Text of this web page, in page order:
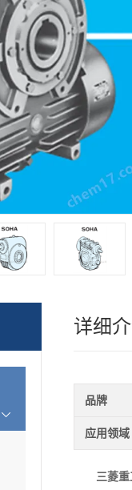
详细
品牌
应用领域
三菱